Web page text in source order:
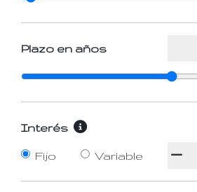
Plazo en años
Interés
Fijo Variable